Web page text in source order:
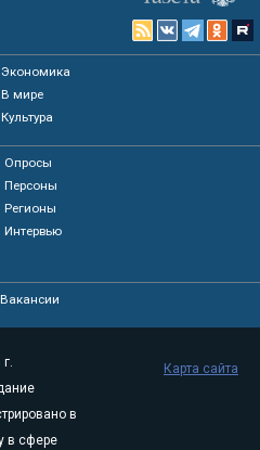
Экономика
В мире
Культура
Опросы
Персоны
Регионы
Интервью
Вакансии
в
в сфере
Карта сайта